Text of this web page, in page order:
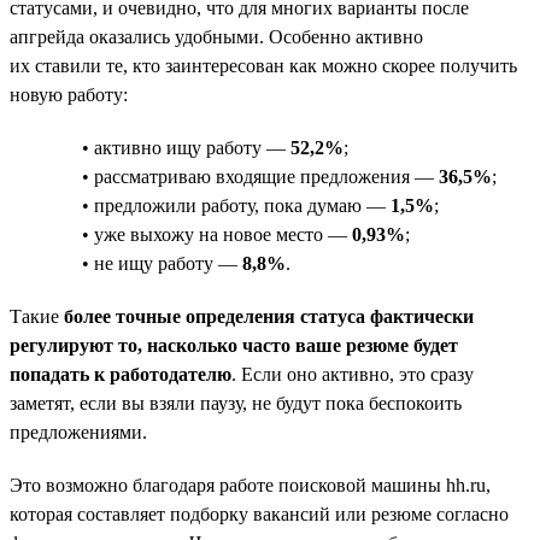
статусами, и очевидно, что для многих варианты после
апгрейда оказались удобными. Особенно активно
их ставили те, кто заинтересован как можно скорее получить
новую работу:
• активно ищу работу — 52,2%;
• рассматриваю входящие предложения — 36,5%;
• предложили работу, пока думаю — 1,5%;
• уже выхожу на новое место — 0,93%;
• не ищу работу — 8,8%.
Такие более точные определения статуса фактически
регулируют то, насколько часто ваше резюме будет
попадать к работодателю. Если оно активно, это сразу
заметят, если вы взяли паузу, не будут пока беспокоить
предложениями.
Это возможно благодаря работе поисковой машины hh.ru,
которая составляет подборку вакансий или резюме согласно